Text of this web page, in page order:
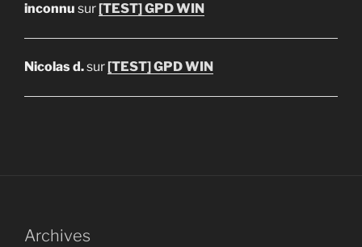
inconnu sur[TEST] GPD WIN
Nicolas d.sur[TEST] GPD WIN
Archives